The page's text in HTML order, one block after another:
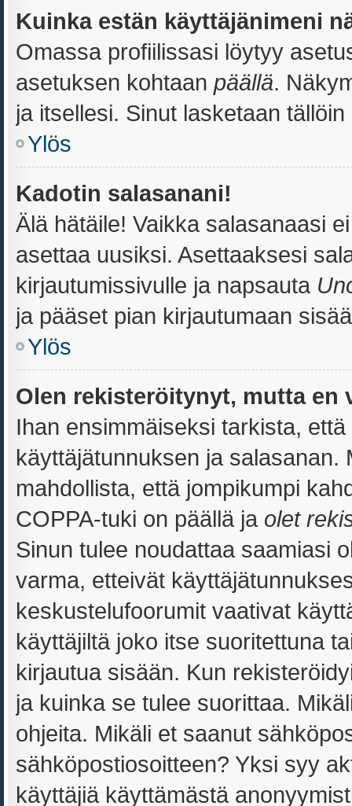
Kuinka estän käyttäjänimeni
Omassa profiilissasi löytyy
asetuksen kohtaan päällä.
ja itsellesi. Sinut lasketaan
Ylös
Kadotin salasanani!
Älä hätäile! Vaikka salasanaasi
asettaa uusiksi. Asettaaksesi
kirjautumissivulle ja napsauta
ja pääset pian kirjautumaan
Ylös
Olen rekisteröitynyt, mutta en
Ihan ensimmäiseksi tarkista,
käyttäjätunnuksen ja
mahdollista, että jompikumpi
COPPA-tuki on päällä ja olet
Sinun tulee noudattaa saamiasi
varma, etteivät
keskustelufoorumit vaativat
käyttäjiltä joko itse suoritettuna
kirjautua sisään. Kun
ja kuinka se tulee suorittaa.
ohjeita. Mikäli et saanut
sähköpostiosoitteen? Yksi syy
käyttäjiä käyttämästä